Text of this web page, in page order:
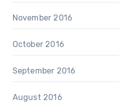
November 2016
October 2016
September 2016
August 2016